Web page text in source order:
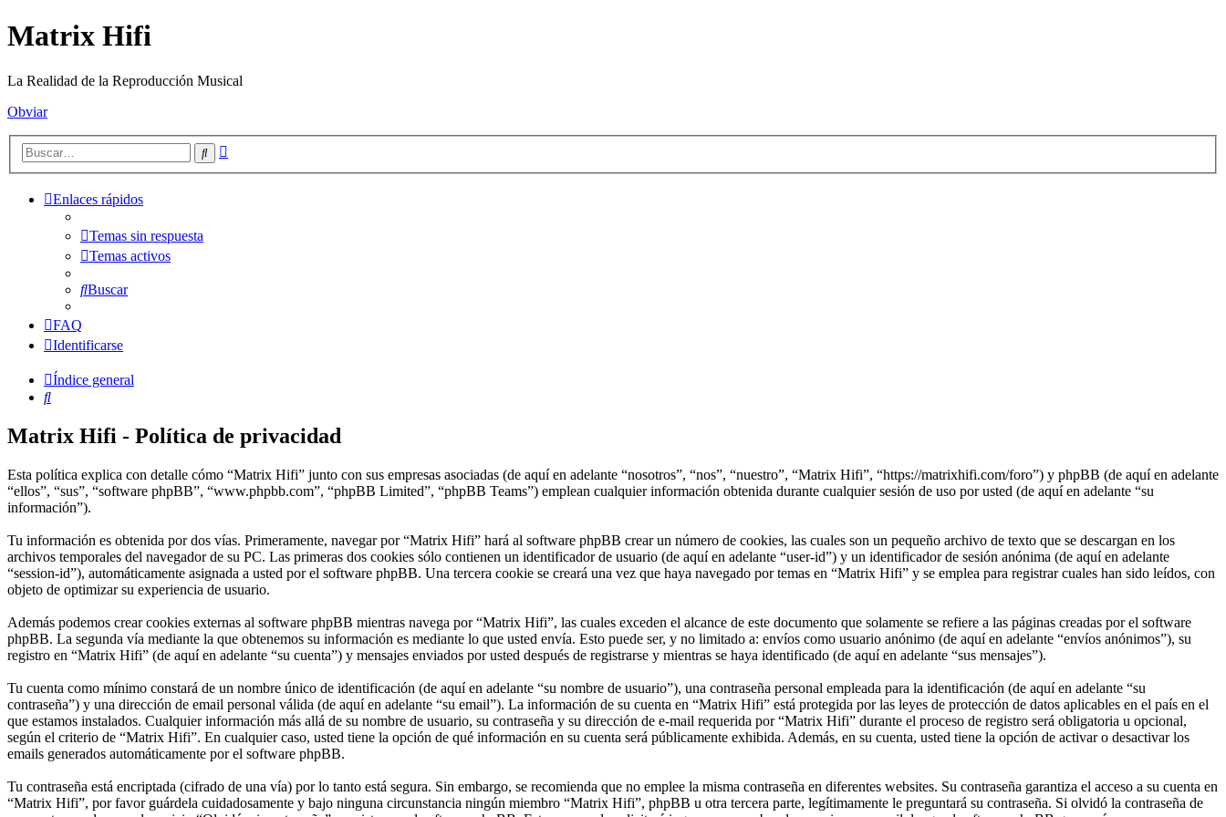
Matrix Hifi
La Realidad de la Reproducción Musical
Obviar
Buscar
Enlaces rápidos
Temas sin respuesta
Temas activos
Buscar
FAQ
Identificarse
Índice general
Buscar
Matrix Hifi - Política de privacidad
Esta política explica con detalle cómo “Matrix Hifi” junto con sus empresas asociadas (de aquí en adelante “nosotros”, “nos”, “nuestro”, “Matrix Hifi”, “https://matrixhifi.com/foro”) y phpBB (de aquí en adelante
“ellos”, “sus”, “software phpBB”, “www.phpbb.com”, “phpBB Limited”, “phpBB Teams”) emplean cualquier información obtenida durante cualquier sesión de uso por usted (de aquí en adelante “su
información”).
Tu información es obtenida por dos vías. Primeramente, navegar por “Matrix Hifi” hará al software phpBB crear un número de cookies, las cuales son un pequeño archivo de texto que se descargan en los
archivos temporales del navegador de su PC. Las primeras dos cookies sólo contienen un identificador de usuario (de aquí en adelante “user-id”) y un identificador de sesión anónima (de aquí en adelante
“session-id”), automáticamente asignada a usted por el software phpBB. Una tercera cookie se creará una vez que haya navegado por temas en “Matrix Hifi” y se emplea para registrar cuales han sido leídos, con
objeto de optimizar su experiencia de usuario.
Además podemos crear cookies externas al software phpBB mientras navega por “Matrix Hifi”, las cuales exceden el alcance de este documento que solamente se refiere a las páginas creadas por el software
phpBB. La segunda vía mediante la que obtenemos su información es mediante lo que usted envía. Esto puede ser, y no limitado a: envíos como usuario anónimo (de aquí en adelante “envíos anónimos”), su
registro en “Matrix Hifi” (de aquí en adelante “su cuenta”) y mensajes enviados por usted después de registrarse y mientras se haya identificado (de aquí en adelante “sus mensajes”).
Tu cuenta como mínimo constará de un nombre único de identificación (de aquí en adelante “su nombre de usuario”), una contraseña personal empleada para la identificación (de aquí en adelante “su
contraseña”) y una dirección de email personal válida (de aquí en adelante “su email”). La información de su cuenta en “Matrix Hifi” está protegida por las leyes de protección de datos aplicables en el país en el
que estamos instalados. Cualquier información más allá de su nombre de usuario, su contraseña y su dirección de e-mail requerida por “Matrix Hifi” durante el proceso de registro será obligatoria u opcional,
según el criterio de “Matrix Hifi”. En cualquier caso, usted tiene la opción de qué información en su cuenta será públicamente exhibida. Además, en su cuenta, usted tiene la opción de activar o desactivar los
emails generados automáticamente por el software phpBB.
Tu contraseña está encriptada (cifrado de una vía) por lo tanto está segura. Sin embargo, se recomienda que no emplee la misma contraseña en diferentes websites. Su contraseña garantiza el acceso a su cuenta en
“Matrix Hifi”, por favor guárdela cuidadosamente y bajo ninguna circunstancia ningún miembro “Matrix Hifi”, phpBB u otra tercera parte, legítimamente le preguntará su contraseña. Si olvidó la contraseña de